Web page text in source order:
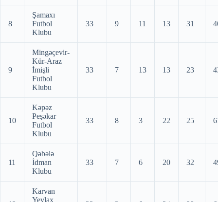
8
Şamaxı
Futbol
Klubu
33 9 11 13 31
9
Mingəçevir-
Kür-Araz
İmişli
Futbol
Klubu
33 7 13 13 23
10
Kəpəz
Peşəkar
Futbol
Klubu
33 8 3 22 25
11
Qəbələ
İdman
Klubu
33 7 6 20 32
Karvan
Yevlax